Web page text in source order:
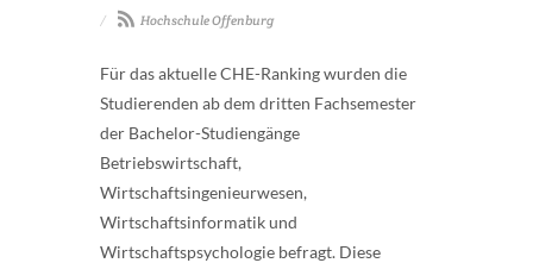
Hochschule Offenburg
Für das aktuelle CHE-Ranking wurden die
Studierenden ab dem dritten Fachsemester
der Bachelor-Studiengänge
Betriebswirtschaft,
Wirtschaftsingenieurwesen,
Wirtschaftsinformatik und
Wirtschaftspsychologie befragt. Diese